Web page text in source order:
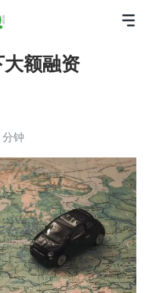
额融资
钟